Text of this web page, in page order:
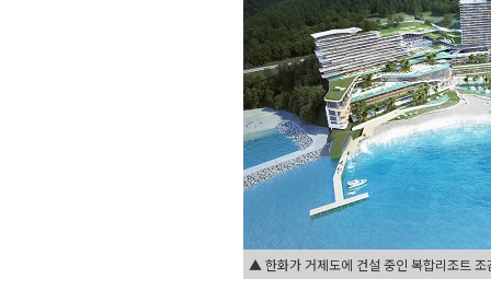
▲ 한화가 거제도에 건설 중인 복합리조트 조